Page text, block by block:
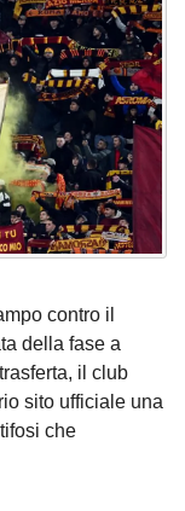
contro il
della fase a
il club
sito ufficiale una
che